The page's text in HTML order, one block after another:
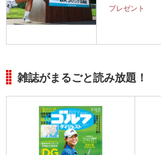
プレゼント
雑誌がまるごと読み放題！